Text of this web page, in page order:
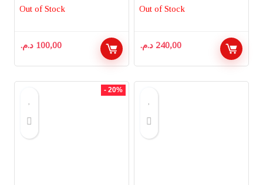
Out of Stock
100,00 د.م.
Out of Stock
240,00 د.م.
- 20%